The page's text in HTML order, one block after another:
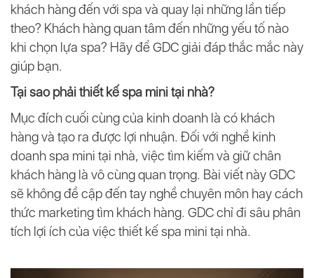
khách hàng đến với spa và quay lại những lần tiếp
theo? Khách hàng quan tâm đến những yếu tố nào
khi chọn lựa spa? Hãy để GDC giải đáp thắc mắc này
giúp bạn.
Tại sao phải thiết kế spa mini tại nhà?
Mục đích cuối cùng của kinh doanh là có khách
hàng và tạo ra được lợi nhuận. Đối với nghề kinh
doanh spa mini tại nhà, việc tìm kiếm và giữ chân
khách hàng là vô cùng quan trọng. Bài viết này GDC
sẽ không đề cập đến tay nghề chuyên môn hay cách
thức marketing tìm khách hàng. GDC chỉ đi sâu phân
tích lợi ích của việc thiết kế spa mini tại nhà.